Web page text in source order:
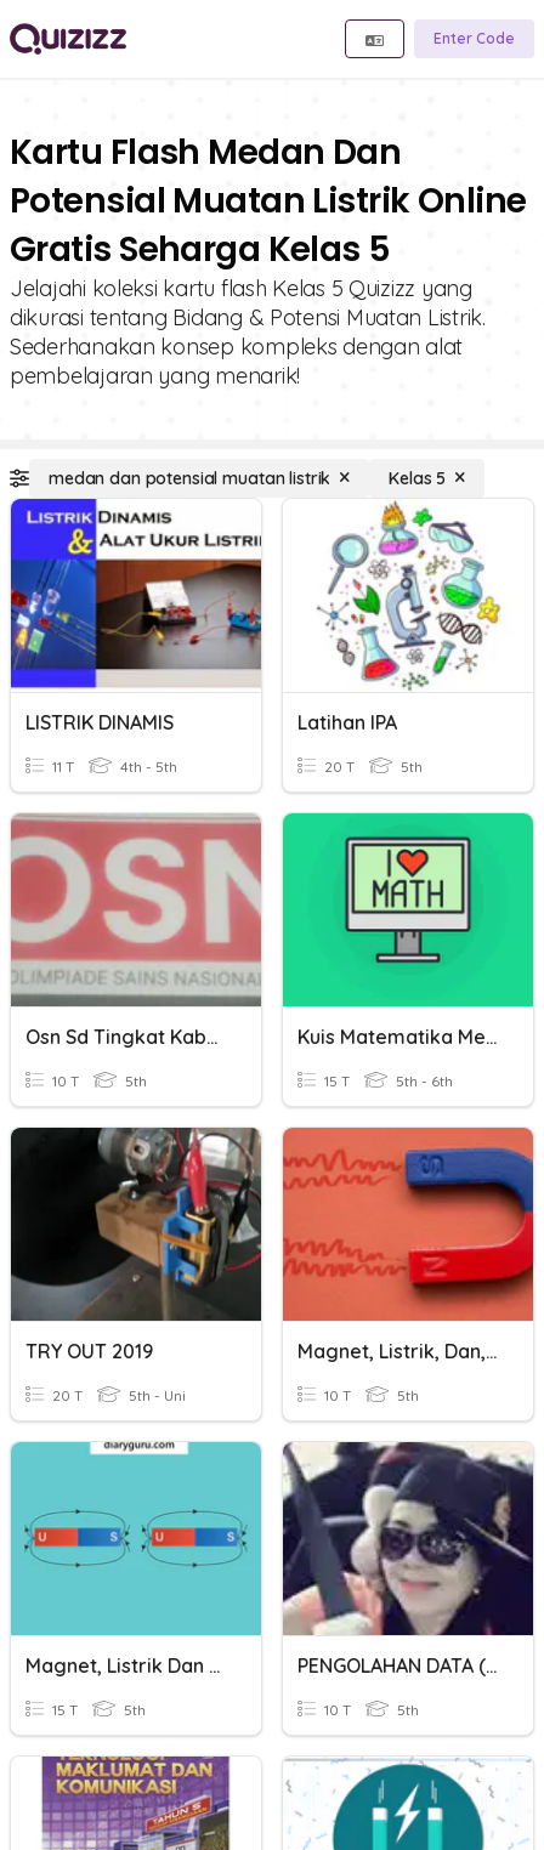
Enter Code
Kartu Flash Medan Dan
Potensial Muatan Listrik Online
Gratis Seharga Kelas 5
Jelajahi koleksi kartu flash Kelas 5 Quizizz yang
dikurasi tentang Bidang & Potensi Muatan Listrik.
Sederhanakan konsep kompleks dengan alat
pembelajaran yang menarik!
medan dan potensial muatan listrik Kelas 5
LISTRIK DINAMIS
11 T 4th - 5th
Latihan IPA
20 T 5th
Osn Sd Tingkat Kabupaten
10 T 5th
Kuis Matematika Mean Median Dan Modus
15 T 5th - 6th
TRY OUT 2019
20 T 5th - Uni
Magnet, Listrik, Dan, Teknologi
10 T 5th
Magnet, Listrik Dan Teknologi
15 T 5th
PENGOLAHAN DATA ( MEAN, MEDIAN DAN MODUS )
10 T 5th